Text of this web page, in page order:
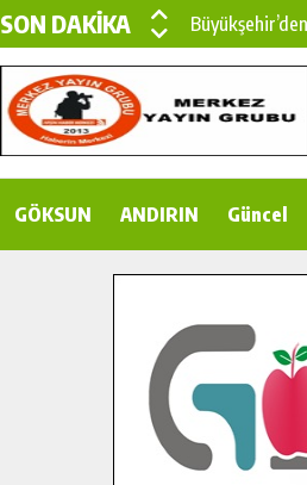
SON DAKİKA
Çin’den
Gençler
İlçe Jandarma
Bertiz’in Yeni
GÖKSUN ANDIRIN Güncel